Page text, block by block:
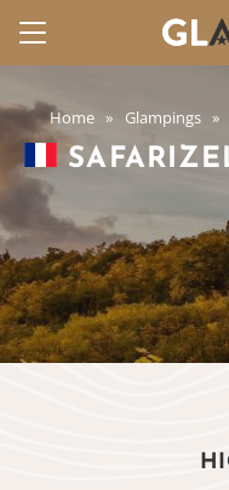
Home Glampings